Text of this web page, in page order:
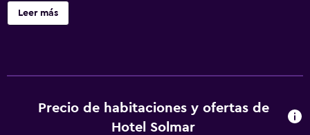
clásico y cuentan con ventilador, caja fuerte y baño
privado. Hay conexión Wi-Fi gratuita en las zonas
estación de tren de Cattolica. Hay aparcamiento de pago
a 200 metros del hotel.
Leer más
Precio de habitaciones y ofertas de
Hotel Solmar